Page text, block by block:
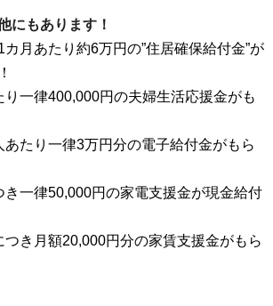
にもあります！
カ月あたり約6万円の”住居確保給付金”が
り一律400,000円の夫婦生活応援金がも
あたり一律3万円分の電子給付金がもら
き一律50,000円の家電支援金が現金給付
つき月額20,000円分の家賃支援金がもら